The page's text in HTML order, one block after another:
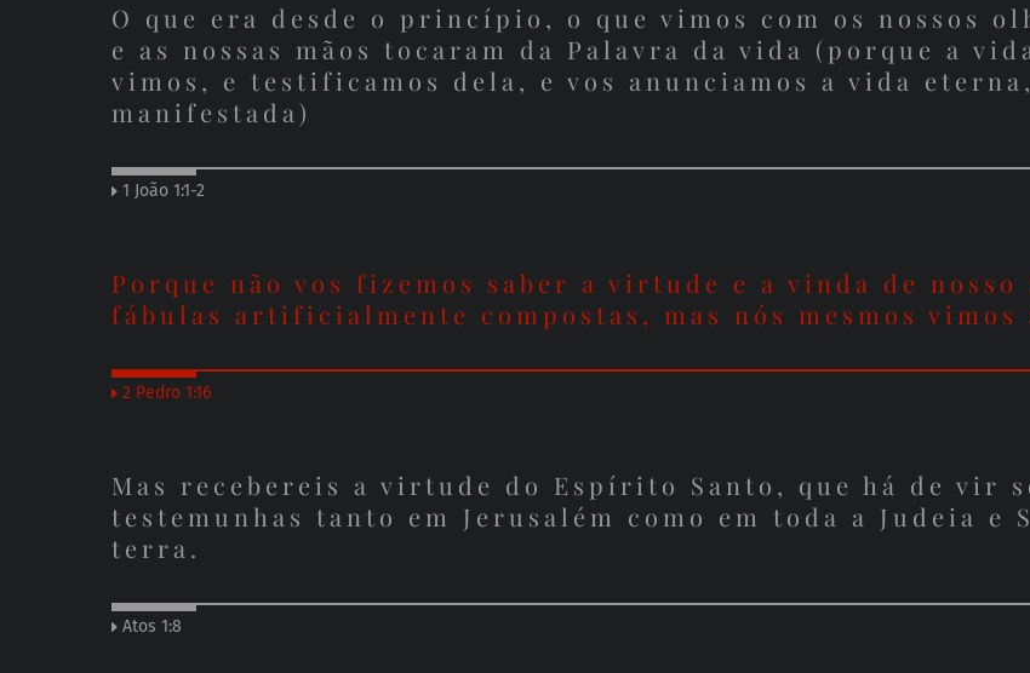
O que era desde o princípio, o que vimos com os nossos
e as nossas mãos tocaram da Palavra da vida (porque a
vimos, e testificamos dela, e vos anunciamos a vida
manifestada)
1 João 1:1-2
Porque não vos fizemos saber a virtude e a vinda de
fábulas artificialmente compostas, mas nós mesmos vimos
2 Pedro 1:16
Mas recebereis a virtude do Espírito Santo, que há de vir
testemunhas tanto em Jerusalém como em toda a Judeia e
terra.
Atos 1:8